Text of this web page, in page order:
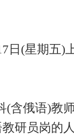
日(星期五)
(含俄语)教
研员岗的